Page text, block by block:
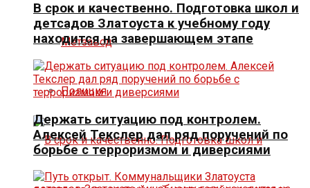
Метзавод
Полиция
В срок и качественно. Подготовка школ и
детсадов Златоуста к учебному году
находится на завершающем этапе
Держать ситуацию под контролем.
Алексей Текслер дал ряд поручений по
борьбе с терроризмом и диверсиями